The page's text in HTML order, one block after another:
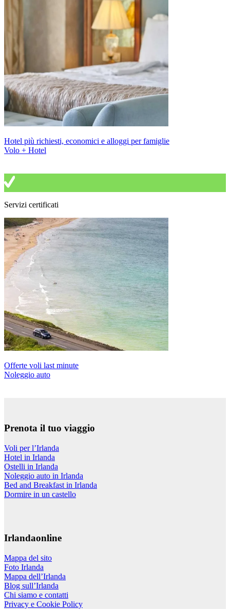
Hotel più richiesti, economici e alloggi per famiglie
Volo + Hotel
Servizi certificati
Offerte voli last minute
Noleggio auto
Prenota il tuo viaggio
Voli per l’Irlanda
Hotel in Irlanda
Ostelli in Irlanda
Noleggio auto in Irlanda
Bed and Breakfast in Irlanda
Dormire in un castello
Irlandaonline
Mappa del sito
Foto Irlanda
Mappa dell’Irlanda
Blog sull’Irlanda
Chi siamo e contatti
Privacy e Cookie Policy